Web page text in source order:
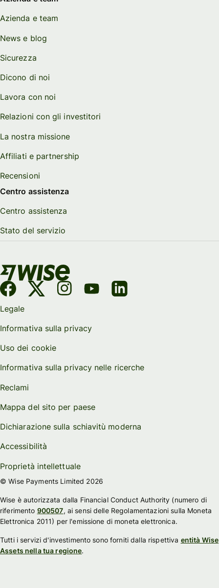
Azienda e team
News e blog
Sicurezza
Dicono di noi
Lavora con noi
Relazioni con gli investitori
La nostra missione
Affiliati e partnership
Recensioni
Centro assistenza
Centro assistenza
Stato del servizio
Legale
Informativa sulla privacy
Uso dei cookie
Informativa sulla privacy nelle ricerche
Reclami
Mappa del sito per paese
Dichiarazione sulla schiavitù moderna
Accessibilità
Proprietà intellettuale
© Wise Payments Limited 2026
Wise è autorizzata dalla Financial Conduct Authority (numero di
riferimento 900507, ai sensi delle Regolamentazioni sulla Moneta
Elettronica 2011) per l'emissione di moneta elettronica.
Tutti i servizi d'investimento sono forniti dalla rispettiva entità Wise
Assets nella tua regione.